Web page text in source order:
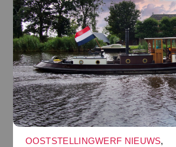
OOSTSTELLINGWERF NIEUWS,